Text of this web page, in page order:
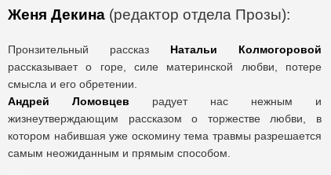
Женя Декина (редактор отдела Прозы):
Пронзительный рассказ Натальи Колмогоровой
рассказывает о горе, силе материнской любви, потере
смысла и его обретении.
Андрей Ломовцев радует нас нежным и
жизнеутверждающим рассказом о торжестве любви, в
котором набившая уже оскомину тема травмы разрешается
самым неожиданным и прямым способом.